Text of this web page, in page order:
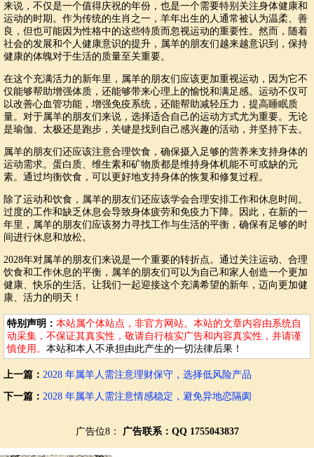
来说，不仅是一个值得庆祝的年份，也是一个需要特别关注身体健康和
运动的时期。作为传统的生肖之一，羊年出生的人通常被认为温柔、善
良，但也可能因为性格中的这些特质而忽视运动的重要性。然而，随着
社会的发展和个人健康意识的提升，属羊的朋友们越来越意识到，保持
健康的体魄对于生活的质量至关重要。
在这个充满活力的新年里，属羊的朋友们应该更加重视运动，因为它不
仅能够帮助增强体质，还能够带来心理上的愉悦和满足感。运动不仅可
以改善心血管功能，增强免疫系统，还能帮助减轻压力，提高睡眠质
量。对于属羊的朋友们来说，选择适合自己的运动方式尤为重要。无论
是瑜伽、太极还是跑步，关键是找到自己感兴趣的活动，并坚持下去。
属羊的朋友们还应该注意合理饮食，确保摄入足够的营养来支持身体的
运动需求。蛋白质、维生素和矿物质都是维持身体机能不可或缺的元
素。通过均衡饮食，可以更好地支持身体的恢复和修复过程。
除了运动和饮食，属羊的朋友们还应该学会合理安排工作和休息时间。
过度的工作和缺乏休息会导致身体疲劳和免疫力下降。因此，在新的一
年里，属羊的朋友们应该努力寻找工作与生活的平衡，确保有足够的时
间进行休息和放松。
2028年对属羊的朋友们来说是一个重要的转折点。通过关注运动、合理
饮食和工作休息的平衡，属羊的朋友们可以为自己和家人创造一个更加
健康、快乐的生活。让我们一起迎接这个充满希望的新年，迈向更加健
康、活力的明天！
特别声明： 本站属个体站点，非官方网站。本站的文章内容由系统自
动采集，不保证其真实性，敬请自行核实广告和内容真实性，并请谨
慎使用。 本站和本人不承担由此产生的一切法律后果！
上一篇： 2028 年属羊人需注意理财保守，选择低风险产品
下一篇： 2028 年属羊人需注意情感稳定，避免异地恋隔阂
广告位8： 广告联系：QQ 1755043837